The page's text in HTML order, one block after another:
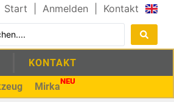
Start Anmelden Kontakt
KONTAKT
MirkaNEU